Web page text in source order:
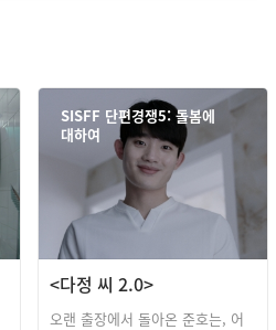
SISFF 단편경쟁5: 돌봄에
대하여
<다정 씨 2.0>
오랜 출장에서 돌아온 준호는, 어